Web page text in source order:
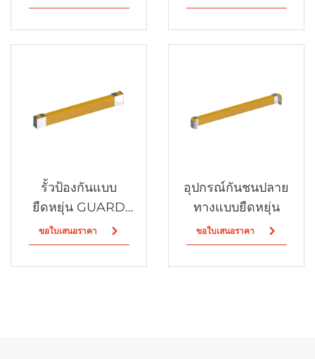
รั้วป้องกันแบบ
ยืดหยุ่น GUARD
FENCING
ขอใบเสนอราคา
อุปกรณ์กันชนปลาย
ทางแบบยืดหยุ่น
ขอใบเสนอราคา